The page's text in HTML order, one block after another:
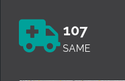
107
SAME